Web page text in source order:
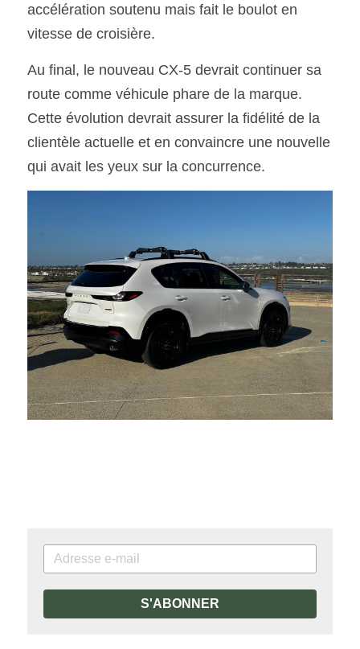
accélération soutenu mais fait le boulot en
vitesse de croisière.
Au final, le nouveau CX-5 devrait continuer sa
route comme véhicule phare de la marque.
Cette évolution devrait assurer la fidélité de la
clientèle actuelle et en convaincre une nouvelle
qui avait les yeux sur la concurrence.
S'ABONNER